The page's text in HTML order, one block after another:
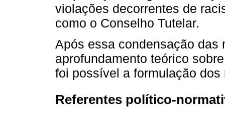
violações decorrentes de
como o Conselho Tutelar.
Após essa condensação das
aprofundamento teórico
foi possível a formulação dos
Referentes político-